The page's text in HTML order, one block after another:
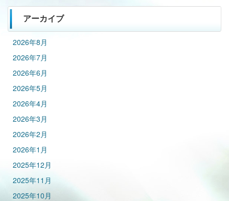
アーカイブ
2026年8月
2026年7月
2026年6月
2026年5月
2026年4月
2026年3月
2026年2月
2026年1月
2025年12月
2025年11月
2025年10月